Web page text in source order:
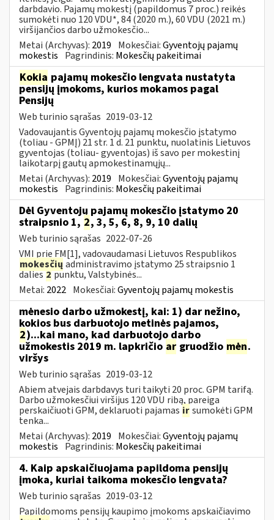
darbdavio. Pajamų mokestį (papildomus 7 proc.) reikės
sumokėti nuo 120 VDU*, 84 (2020 m.), 60 VDU (2021 m.)
viršijančios darbo užmokesčio...
Metai (Archyvas): 2019 Mokesčiai:Gyventojų pajamų
mokestis Pagrindinis: Mokesčių pakeitimai
Kokia pajamų mokesčio lengvata nustatyta
pensijų įmokoms, kurios mokamos pagal
Pensijų
Web turinio sąrašas 2019-03-12
Vadovaujantis Gyventojų pajamų mokesčio įstatymo
(toliau - GPMĮ) 21 str. 1 d. 21 punktu, nuolatinis Lietuvos
gyventojas (toliau- gyventojas) iš savo per mokestinį
laikotarpį gautų apmokestinamųjų...
Metai (Archyvas): 2019 Mokesčiai:Gyventojų pajamų
mokestis Pagrindinis: Mokesčių pakeitimai
Dėl Gyventojų pajamų mokesčio įstatymo 20
straipsnio 1, 2, 3, 5, 6, 8, 9, 10 dalių
Web turinio sąrašas 2022-07-26
VMI prie FM[1], vadovaudamasi Lietuvos Respublikos
mokesčių administravimo įstatymo 25 straipsnio 1
dalies2punktu, Valstybinės...
Metai: 2022 Mokesčiai:Gyventojų pajamų mokestis
mėnesio darbo užmokestį, kai: 1) dar nežino,
kokios bus darbuotojo metinės pajamos,
2)...kai mano, kad darbuotojo darbo
užmokestis 2019 m. lapkričio ar gruodžio mėn.
viršys
Web turinio sąrašas 2019-03-12
Abiem atvejais darbdavys turi taikyti 20 proc. GPM tarifą.
Darbo užmokesčiui viršijus 120 VDU ribą, pareiga
perskaičiuoti GPM, deklaruoti pajamas irsumokėti GPM
tenka...
Metai (Archyvas): 2019 Mokesčiai:Gyventojų pajamų
mokestis Pagrindinis: Mokesčių pakeitimai
4. Kaip apskaičiuojama papildoma pensijų
įmoka, kuriai taikoma mokesčio lengvata?
Web turinio sąrašas 2019-03-12
Papildomoms pensijų kaupimo įmokoms apskaičiavimo